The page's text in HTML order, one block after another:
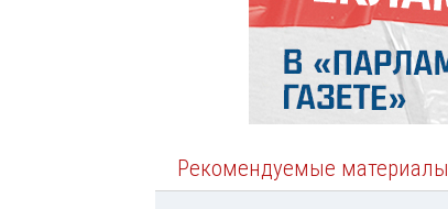
Рекомендуемые материалы